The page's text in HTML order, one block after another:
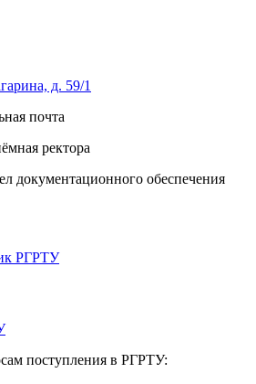
д. 59/1
почта
ректора
документационного обеспечения
РГРТУ
поступления в РГРТУ: